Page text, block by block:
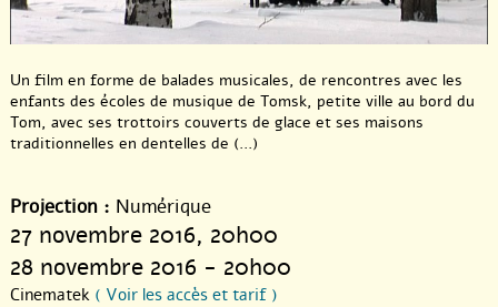
Un film en forme de balades musicales, de rencontres avec les
enfants des écoles de musique de Tomsk, petite ville au bord du
Tom, avec ses trottoirs couverts de glace et ses maisons
traditionnelles en dentelles de (...)
Projection : Numérique
27 novembre 2016, 20h00
28 novembre 2016 - 20h00
Cinematek ( Voir les accès et tarif )